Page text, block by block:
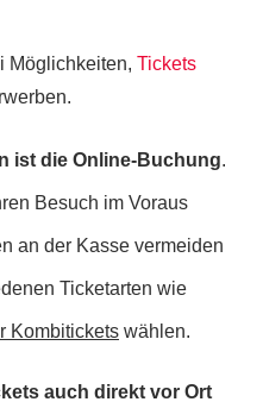
Möglichkeiten, Tickets
ist die Online-Buchung.
Besuch im Voraus
an der Kasse vermeiden
Ticketarten wie
Kombitickets wählen.
auch direkt vor Ort